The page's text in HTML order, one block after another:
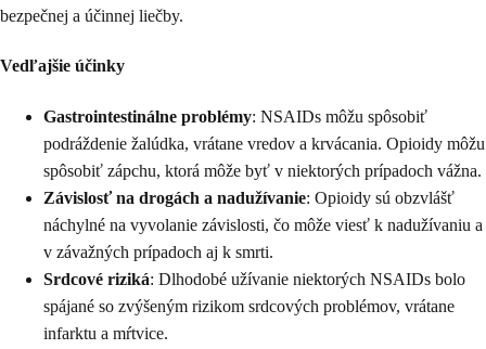
bezpečnej a účinnej liečby.
Vedľajšie účinky
Gastrointestinálne problémy: NSAIDs môžu spôsobiť
podráždenie žalúdka, vrátane vredov a krvácania. Opioidy môžu
spôsobiť zápchu, ktorá môže byť v niektorých prípadoch vážna.
Závislosť na drogách a nadužívanie: Opioidy sú obzvlášť
náchylné na vyvolanie závislosti, čo môže viesť k nadužívaniu a
v závažných prípadoch aj k smrti.
Srdcové riziká: Dlhodobé užívanie niektorých NSAIDs bolo
spájané so zvýšeným rizikom srdcových problémov, vrátane
infarktu a mŕtvice.